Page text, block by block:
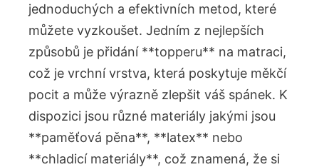
jednoduchých a efektivních metod, které
můžete vyzkoušet. Jedním z nejlepších
způsobů je přidání **topperu** na matraci,
což je vrchní vrstva, která poskytuje měkčí
pocit a může výrazně zlepšit váš spánek. K
dispozici jsou různé materiály jakými jsou
**paměťová pěna**, **latex** nebo
**chladicí materiály**, což znamená, že si